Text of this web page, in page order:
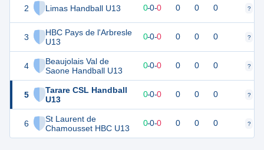
2 Limas Handball U13
3
HBC Pays de l'Arbresle
U13
4
Beaujolais Val de
Saone Handball U13
5
Tarare CSL Handball
U13
6
St Laurent de
Chamousset HBC U13
0 0-0-0 0 0 0 ?
0 0 0-0-0 0 0 0 ?
0 0-0-0 0 0 0 ?
0 0 0-0-0 0 0 0 ?
0 0 0-0-0 0 0 0 ?